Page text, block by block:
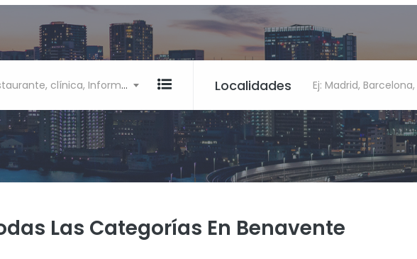
Ej: Restaurante, clínica, Informática Localidades Ej: Madrid,
Las Categorías En Benavente